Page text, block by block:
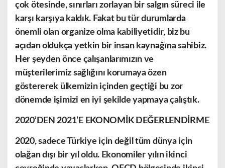
çok ötesinde, sınırları zorlayan bir salgın süreci ile
karşı karşıya kaldık. Fakat bu tür durumlarda
önemli olan organize olma kabiliyetidir, biz bu
açıdan oldukça yetkin bir insan kaynağına sahibiz.
Her şeyden önce çalışanlarımızın ve
müşterilerimiz sağlığını korumaya özen
göstererek ülkemizin içinden geçtiği bu zor
dönemde işimizi en iyi şekilde yapmaya çalıştık.
2020’DEN 2021’E EKONOMİK DEĞERLENDİRME
2020, sadece Türkiye için değil tüm dünya için
olağan dışı bir yıl oldu. Ekonomiler yılın ikinci